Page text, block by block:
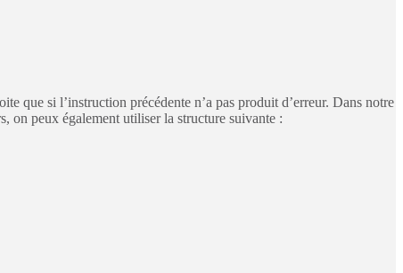
que si l’instruction précédente n’a pas produit d’erreur. Dans notre
on peux également utiliser la structure suivante :